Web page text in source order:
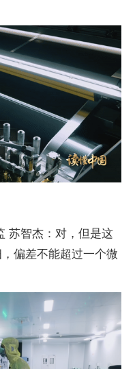
苏智杰：对，但是这
偏差不能超过一个微